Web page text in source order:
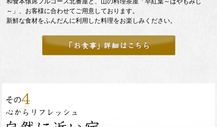
～」、お客様に合わせてご用意しております。
新鮮な食材をふんだんに利用した料理をお楽しみください。